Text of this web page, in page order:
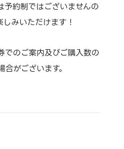
予約制ではございませんの
みいただけます！
のご案内及びご購入数の
がございます。